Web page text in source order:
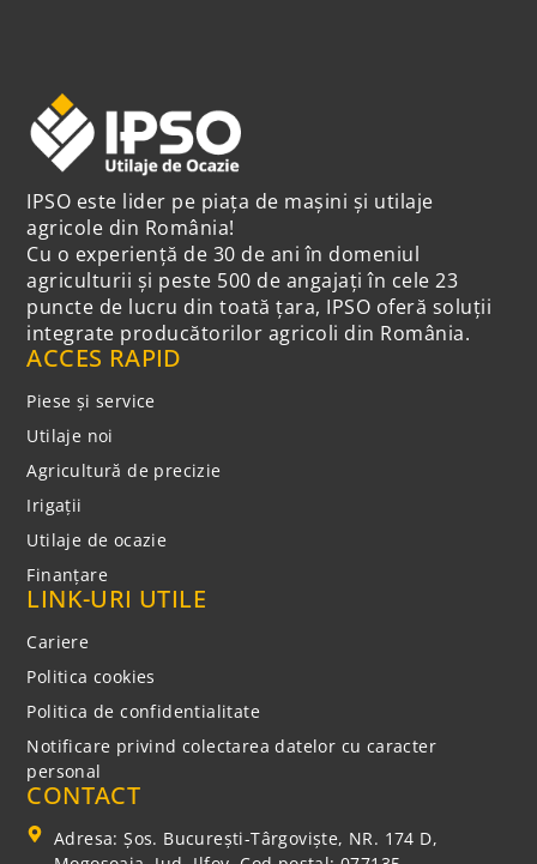
IPSO este lider pe piața de mașini și utilaje
agricole din România!
Cu o experiență de 30 de ani în domeniul
agriculturii și peste 500 de angajați în cele 23
puncte de lucru din toată țara, IPSO oferă soluții
integrate producătorilor agricoli din România.
ACCES RAPID
Piese și service
Utilaje noi
Agricultură de precizie
Irigații
Utilaje de ocazie
Finanțare
LINK-URI UTILE
Cariere
Politica cookies
Politica de confidentialitate
Notificare privind colectarea datelor cu caracter
personal
CONTACT
Adresa: Şos. Bucureşti-Târgovişte, NR. 174 D,